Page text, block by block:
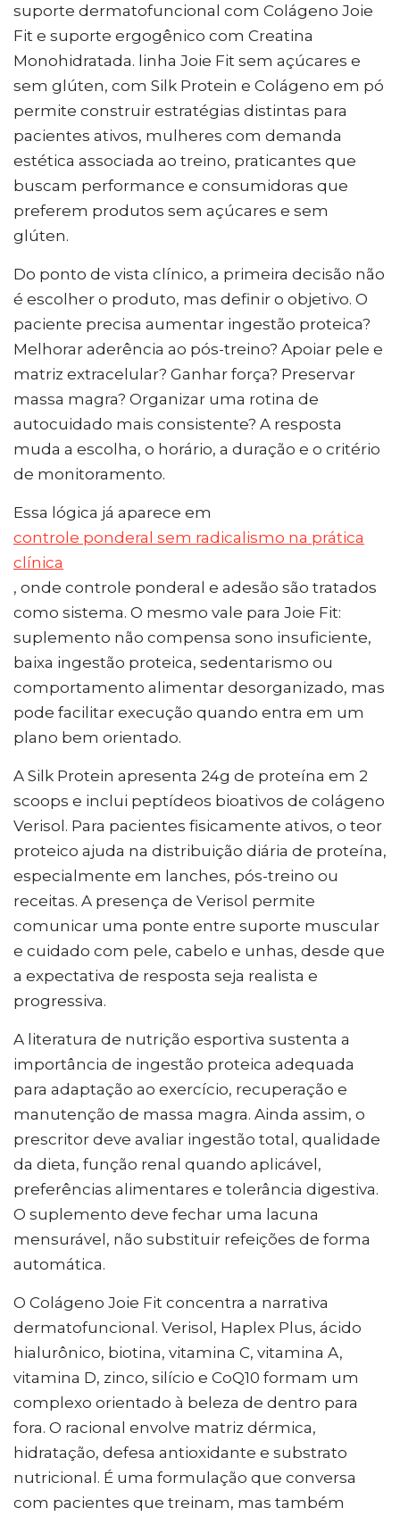
suporte dermatofuncional com Colágeno Joie
Fit e suporte ergogênico com Creatina
Monohidratada. linha Joie Fit sem açúcares e
sem glúten, com Silk Protein e Colágeno em pó
permite construir estratégias distintas para
pacientes ativos, mulheres com demanda
estética associada ao treino, praticantes que
buscam performance e consumidoras que
preferem produtos sem açúcares e sem
glúten.
Do ponto de vista clínico, a primeira decisão não
é escolher o produto, mas definir o objetivo. O
paciente precisa aumentar ingestão proteica?
Melhorar aderência ao pós-treino? Apoiar pele e
matriz extracelular? Ganhar força? Preservar
massa magra? Organizar uma rotina de
autocuidado mais consistente? A resposta
muda a escolha, o horário, a duração e o critério
de monitoramento.
Essa lógica já aparece em
controle ponderal sem radicalismo na prática
clínica
, onde controle ponderal e adesão são tratados
como sistema. O mesmo vale para Joie Fit:
suplemento não compensa sono insuficiente,
baixa ingestão proteica, sedentarismo ou
comportamento alimentar desorganizado, mas
pode facilitar execução quando entra em um
plano bem orientado.
A Silk Protein apresenta 24g de proteína em 2
scoops e inclui peptídeos bioativos de colágeno
Verisol. Para pacientes fisicamente ativos, o teor
proteico ajuda na distribuição diária de proteína,
especialmente em lanches, pós-treino ou
receitas. A presença de Verisol permite
comunicar uma ponte entre suporte muscular
e cuidado com pele, cabelo e unhas, desde que
a expectativa de resposta seja realista e
progressiva.
A literatura de nutrição esportiva sustenta a
importância de ingestão proteica adequada
para adaptação ao exercício, recuperação e
manutenção de massa magra. Ainda assim, o
prescritor deve avaliar ingestão total, qualidade
da dieta, função renal quando aplicável,
preferências alimentares e tolerância digestiva.
O suplemento deve fechar uma lacuna
mensurável, não substituir refeições de forma
automática.
O Colágeno Joie Fit concentra a narrativa
dermatofuncional. Verisol, Haplex Plus, ácido
hialurônico, biotina, vitamina C, vitamina A,
vitamina D, zinco, silício e CoQ10 formam um
complexo orientado à beleza de dentro para
fora. O racional envolve matriz dérmica,
hidratação, defesa antioxidante e substrato
nutricional. É uma formulação que conversa
com pacientes que treinam, mas também